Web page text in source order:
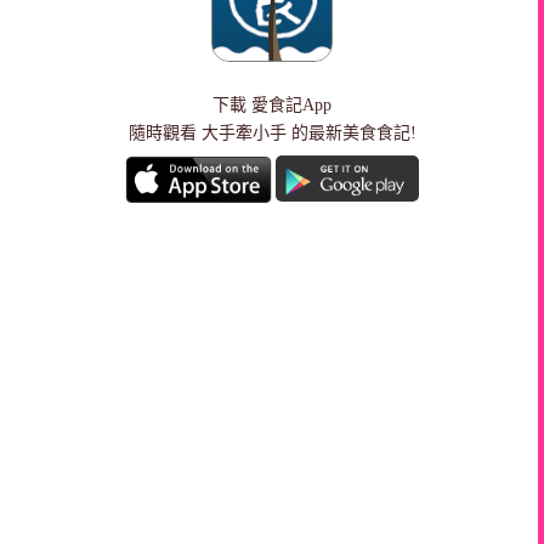
下載 愛食記App
隨時觀看 大手牽小手 的最新美食食記!